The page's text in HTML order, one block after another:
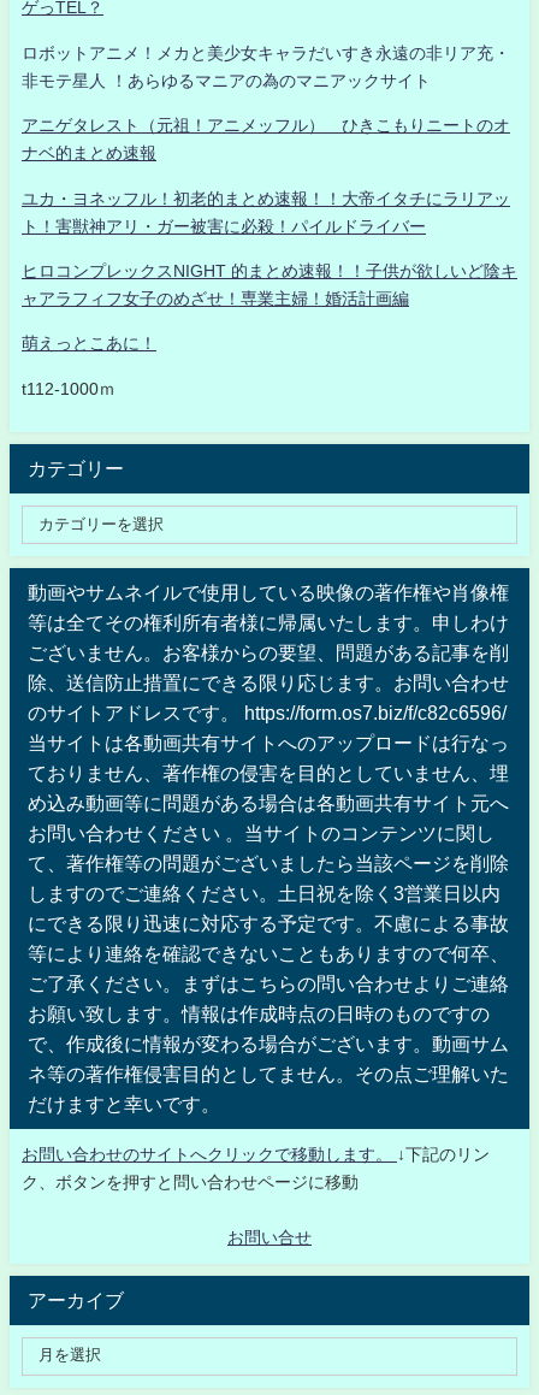
ゲっTEL？
ロボットアニメ！メカと美少女キャラだいすき永遠の非リア充・
非モテ星人 ！あらゆるマニアの為のマニアックサイト
アニゲタレスト（元祖！アニメッフル） ひきこもりニートのオ
ナベ的まとめ速報
ユカ・ヨネッフル！初老的まとめ速報！！大帝イタチにラリアッ
ト！害獣神アリ・ガー被害に必殺！パイルドライバー
ヒロコンプレックスNIGHT 的まとめ速報！！子供が欲しいど陰キ
ャアラフィフ女子のめざせ！専業主婦！婚活計画編
萌えっとこあに！
t112-1000ｍ
カテゴリー
動画やサムネイルで使用している映像の著作権や肖像権
等は全てその権利所有者様に帰属いたします。申しわけ
ございません。お客様からの要望、問題がある記事を削
除、送信防止措置にできる限り応じます。お問い合わせ
のサイトアドレスです。 https://form.os7.biz/f/c82c6596/
当サイトは各動画共有サイトへのアップロードは行なっ
ておりません、著作権の侵害を目的としていません、埋
め込み動画等に問題がある場合は各動画共有サイト元へ
お問い合わせください 。当サイトのコンテンツに関し
て、著作権等の問題がございましたら当該ページを削除
しますのでご連絡ください。土日祝を除く3営業日以内
にできる限り迅速に対応する予定です。不慮による事故
等により連絡を確認できないこともありますので何卒、
ご了承ください。まずはこちらの問い合わせよりご連絡
お願い致します。情報は作成時点の日時のものですの
で、作成後に情報が変わる場合がございます。動画サム
ネ等の著作権侵害目的としてません。その点ご理解いた
だけますと幸いです。
お問い合わせのサイトへクリックで移動します。
↓下記のリン
ク、ボタンを押すと問い合わせページに移動
お問い合せ
アーカイブ